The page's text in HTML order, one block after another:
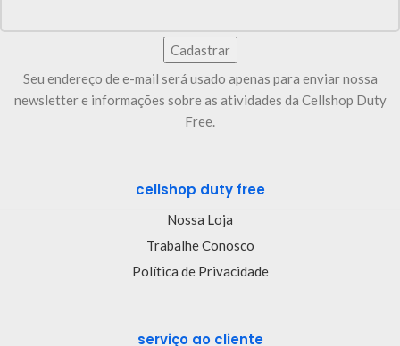
Seu endereço de e-mail será usado apenas para enviar nossa
newsletter e informações sobre as atividades da Cellshop Duty
Free.
cellshop duty free
Nossa Loja
Trabalhe Conosco
Política de Privacidade
serviço ao cliente